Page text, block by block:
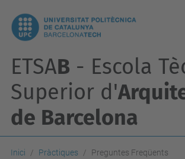
ETSAB - Escola
Superior d'
de Barcelona
Inici Pràctiques Preguntes Freqüents